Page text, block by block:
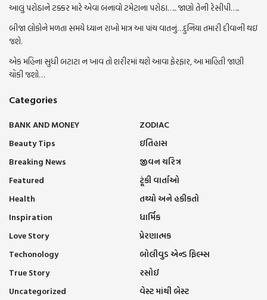
આલું પરોઠાને ટક્કર મારે એવા બનાવો ટમેટાના પરોઠા….. જાણો તેની રેસીપી…..
બીજા લોકોને મળતા સમયે ધ્યાન રાખો માત્ર આ પાંચ વાતનું…દુનિયા તમારી દીવાની થઇ
જશે.
એક મહિના સુધી બટાટા ન ખાવ તો શરીરમાં થશે આવા ફેરફાર, આ માહિતી જાણી
ચોંકી જશો…
Categories
BANK AND MONEY
Beauty Tips
Breaking News
Featured
Health
Inspiration
Love Story
Techonology
True Story
Uncategorized
ZODIAC
ઇતિહાસ
જીવન ચરિત્ર
ટૂંકી વાર્તાઓ
તથ્યો અને હકીકતો
ધાર્મિક
પ્રેરણાત્મક
બોલીવુડ એન્ડ ફિલ્મ્સ
રસોઈ
વેસ્ટ માંથી બેસ્ટ